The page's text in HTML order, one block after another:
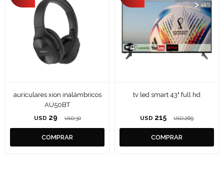
auriculares xion inalámbricos
AU50BT
USD 29 USD 30
tv led smart 43" full hd
USD 215 USD 269